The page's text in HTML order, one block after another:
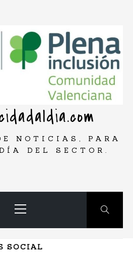
NOTICIAS, PARA
DEL SECTOR.
principal
SOCIAL